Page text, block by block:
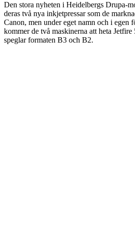
Den stora nyheten i Heidelbergs Drupa-
deras två nya inkjetpressar som de
Canon, men under eget namn och i egen
kommer de två maskinerna att heta
speglar formaten B3 och B2.